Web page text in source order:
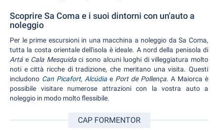
Scoprire Sa Coma e i suoi dintorni con un'auto a
noleggio
Per le prime escursioni in una macchina a noleggio da Sa Coma,
tutta la costa orientale dell'isola è ideale. A nord della penisola di
Artáe Cala Mesquidaci sono alcuni luoghi di villeggiatura molto
noti e città ricche di tradizione, che meritano una visita. Questi
includono Can Picafort, Alcúdia e Port de Pollença. A Maiorca è
possibile visitare numerose attrazioni con la vostra auto a
noleggio in modo molto flessibile.
CAP FORMENTOR